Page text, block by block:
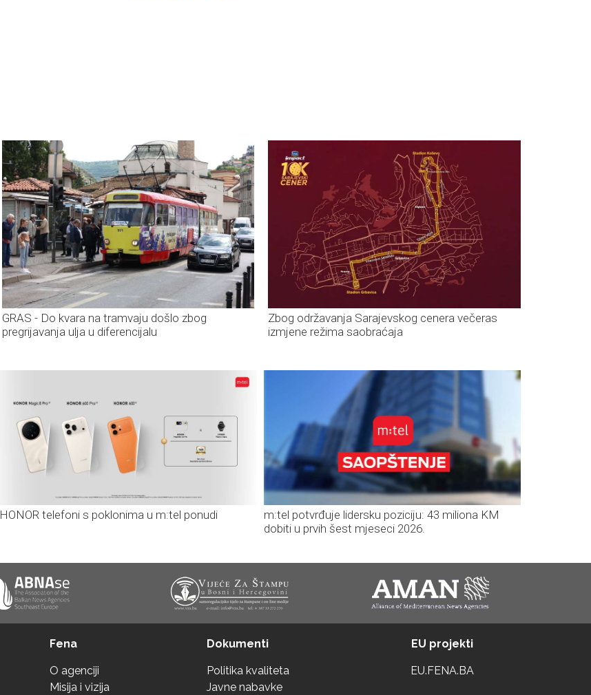
GRAS - Do kvara na tramvaju došlo zbog
pregrijavanja ulja u diferencijalu
Zbog održavanja Sarajevskog cenera večeras
izmjene režima saobraćaja
HONOR telefoni s poklonima u m:tel ponudi
m:tel potvrđuje lidersku poziciju: 43 miliona KM
dobiti u prvih šest mjeseci 2026.
Fena
O agenciji
Misija i vizija
Dokumenti
Politika kvaliteta
Javne nabavke
EU projekti
EU.FENA.BA